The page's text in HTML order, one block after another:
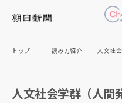
トップ 読み方紹介 人文社
人文社会学群（人間